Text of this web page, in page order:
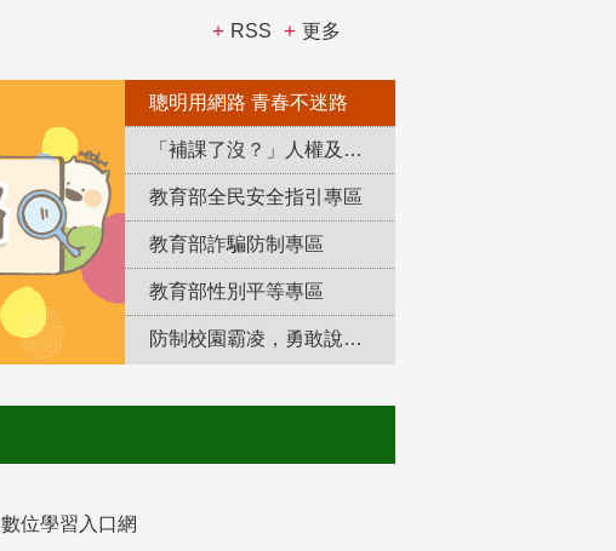
RSS 更多
聰明用網路 青春不迷路
「補課了沒？」人權及轉型正義教育專區
教育部全民安全指引專區
教育部詐騙防制專區
教育部性別平等專區
防制校園霸凌，勇敢說出來！
數位學習入口網